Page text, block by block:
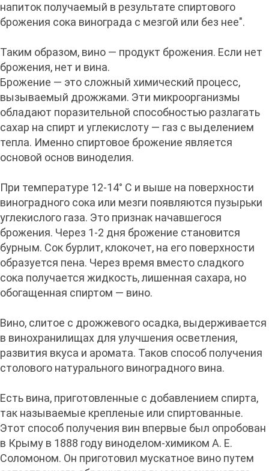
напиток получаемый в результате спиртового
брожения сока винограда с мезгой или без нее".
Таким образом, вино — продукт брожения. Если нет
брожения, нет и вина.
Брожение — это сложный химический процесс,
вызываемый дрожжами. Эти микроорганизмы
обладают поразительной способностью разлагать
сахар на спирт и углекислоту — газ с выделением
тепла. Именно спиртовое брожение является
основой основ виноделия.
При температуре 12-14° С и выше на поверхности
виноградного сока или мезги появляются пузырьки
углекислого газа. Это признак начавшегося
брожения. Через 1-2 дня брожение становится
бурным. Сок бурлит, клокочет, на его поверхности
образуется пена. Через время вместо сладкого
сока получается жидкость, лишенная сахара, но
обогащенная спиртом — вино.
Вино, слитое с дрожжевого осадка, выдерживается
в винохранилищах для улучшения осветления,
развития вкуса и аромата. Таков способ получения
столового натурального виноградного вина.
Есть вина, приготовленные с добавлением спирта,
так называемые крепленые или спиртованные.
Этот способ получения вин впервые был опробован
в Крыму в 1888 году виноделом-химиком А. Е.
Соломоном. Он приготовил мускатное вино путем